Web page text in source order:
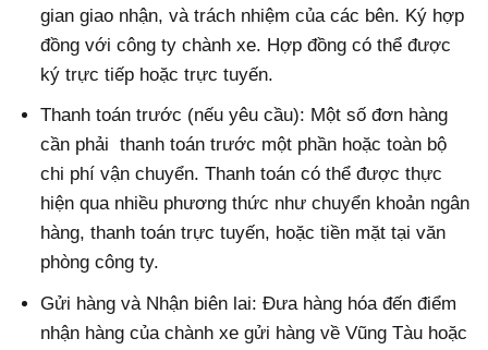
gian giao nhận, và trách nhiệm của các bên. Ký hợp
đồng với công ty chành xe. Hợp đồng có thể được
ký trực tiếp hoặc trực tuyến.
Thanh toán trước (nếu yêu cầu): Một số đơn hàng
cần phải thanh toán trước một phần hoặc toàn bộ
chi phí vận chuyển. Thanh toán có thể được thực
hiện qua nhiều phương thức như chuyển khoản ngân
hàng, thanh toán trực tuyến, hoặc tiền mặt tại văn
phòng công ty.
Gửi hàng và Nhận biên lai: Đưa hàng hóa đến điểm
nhận hàng của chành xe gửi hàng về Vũng Tàu hoặc